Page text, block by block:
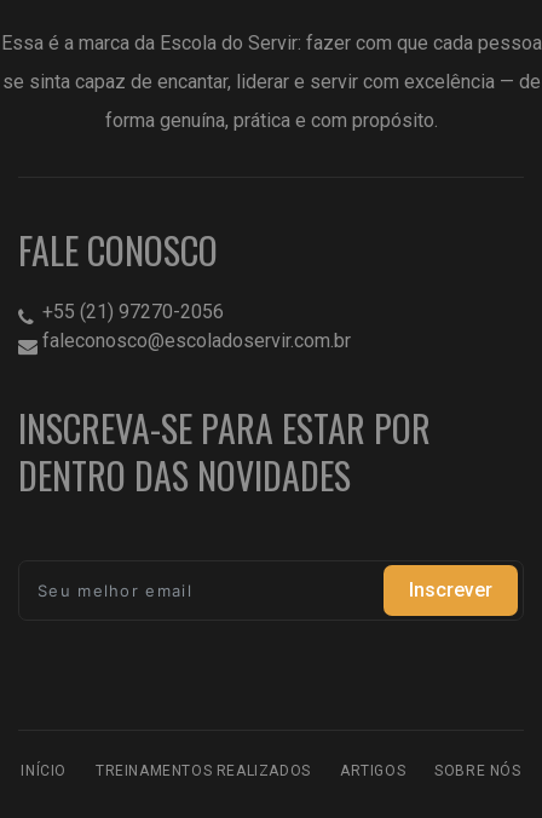
Essa é a marca da Escola do Servir: fazer com que cada pessoa
se sinta capaz de encantar, liderar e servir com excelência — de
forma genuína, prática e com propósito.
FALE CONOSCO
+55 (21) 97270-2056
faleconosco@escoladoservir.com.br
INSCREVA-SE PARA ESTAR POR
DENTRO DAS NOVIDADES
Inscrever
INÍCIO TREINAMENTOS REALIZADOS ARTIGOS SOBRE NÓS